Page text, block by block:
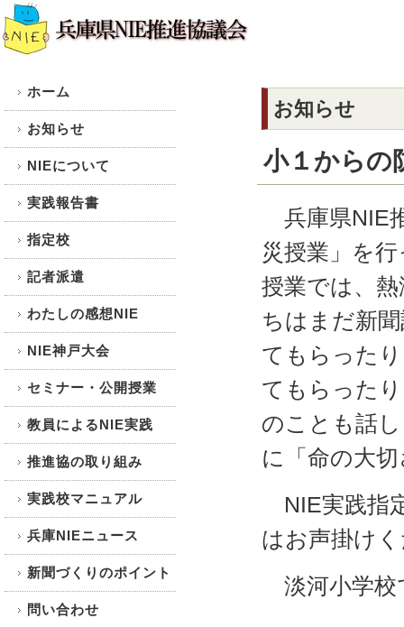
ホーム
お知らせ
NIEについて
実践報告書
指定校
記者派遣
わたしの感想NIE
NIE神戸大会
セミナー・公開授業
教員によるNIE実践
推進協の取り組み
実践校マニュアル
兵庫NIEニュース
新聞づくりのポイント
問い合わせ
お知らせ
小１からの
兵庫県NIE
災授業」を
授業では、
ちはまだ新
てもらった
てもらった
のことも話
に「命の大
NIE実践指
はお声掛け
淡河小学校